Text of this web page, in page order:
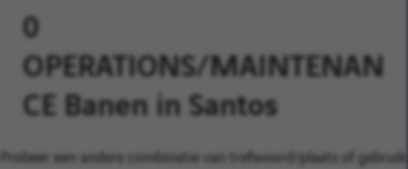
0
OPERATIONS/MAINTENAN
CE Banen in Santos
Probeer een andere combinatie van trefwoord/plaats of gebruik